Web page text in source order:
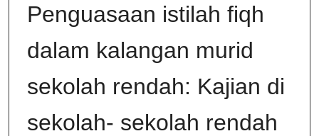
Penguasaan istilah fiqh
dalam kalangan murid
sekolah rendah: Kajian di
sekolah- sekolah rendah